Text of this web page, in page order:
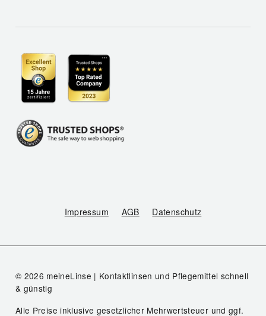
Impressum AGB Datenschutz
© 2026 meineLinse | Kontaktlinsen und Pflegemittel schnell
& günstig
Alle Preise inklusive gesetzlicher Mehrwertsteuer und ggf.